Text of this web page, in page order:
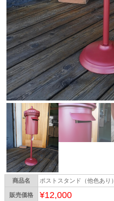
Previous
商品名 ポストスタンド（他色あり）
販売価格 ¥12,000